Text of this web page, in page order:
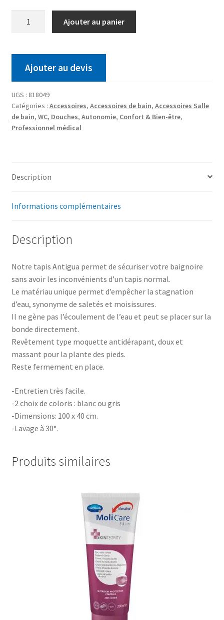
Ajouter au panier
Ajouter au devis
UGS : 818049
Catégories : Accessoires, Accessoires de bain, Accessoires Salle
de bain, WC, Douches, Autonomie, Confort & Bien-être,
Professionnel médical
Description
Informations complémentaires
Description
Notre tapis Antigua permet de sécuriser votre baignoire
sans avoir les inconvénients d’un tapis normal.
Le matériau unique permet d’empêcher la stagnation
d’eau, synonyme de saletés et moisissures.
Il ne gène pas l’écoulement de l’eau et peut se placer sur la
bonde directement.
Revêtement type moquette antidérapant, doux et
massant pour la plante des pieds.
Reste fermement en place.
-Entretien très facile.
-2 choix de coloris : blanc ou gris
-Dimensions: 100 x 40 cm.
-Lavage à 30°.
Produits similaires